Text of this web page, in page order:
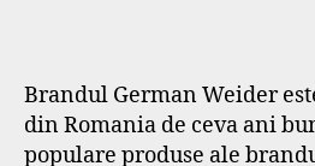
Brandul German Weider
din Romania de ceva ani
populare produse ale